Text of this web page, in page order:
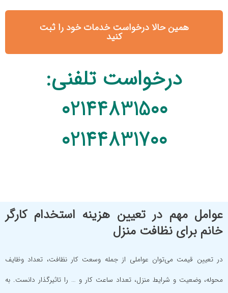
همین حالا درخواست خدمات خود را ثبت
کنید
درخواست تلفنی:
02144831500
02144831700
عوامل مهم در تعیین هزینه استخدام کارگر
خانم برای نظافت منزل
در تعیین قیمت می‌توان عواملی از جمله وسعت کار نظافت، تعداد وظایف
محوله، وضعیت و شرایط منزل، تعداد ساعت کار و … را تاثیرگذار دانست. به